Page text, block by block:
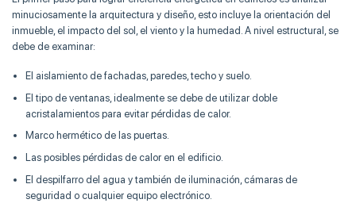
minuciosamente la arquitectura y diseño, esto incluye la orientación del
inmueble, el impacto del sol, el viento y la humedad. A nivel estructural, se
debe de examinar:
El aislamiento de fachadas, paredes, techo y suelo.
El tipo de ventanas, idealmente se debe de utilizar doble
acristalamientos para evitar pérdidas de calor.
Marco hermético de las puertas.
Las posibles pérdidas de calor en el edificio.
El despilfarro del agua y también de iluminación, cámaras de
seguridad o cualquier equipo electrónico.